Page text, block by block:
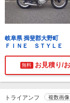
岐阜県 揖斐郡大野町
ＦＩＮＥ ＳＴＹＬＥ
無料 お見積り/
トライアンフ 複数画像